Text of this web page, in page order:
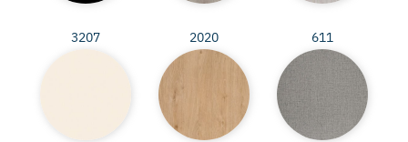
611
2020
3207